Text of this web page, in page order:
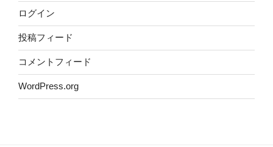
ログイン
投稿フィード
コメントフィード
WordPress.org